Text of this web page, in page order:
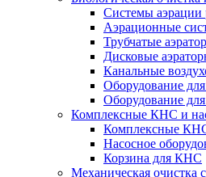
Системы аэрации
Аэрационные
Трубчатые
Дисковые
Канальные
Оборудование
Оборудование
Комплексные КНС и
Комплексные
Насосное
Корзина для КНС
Механическая очистка